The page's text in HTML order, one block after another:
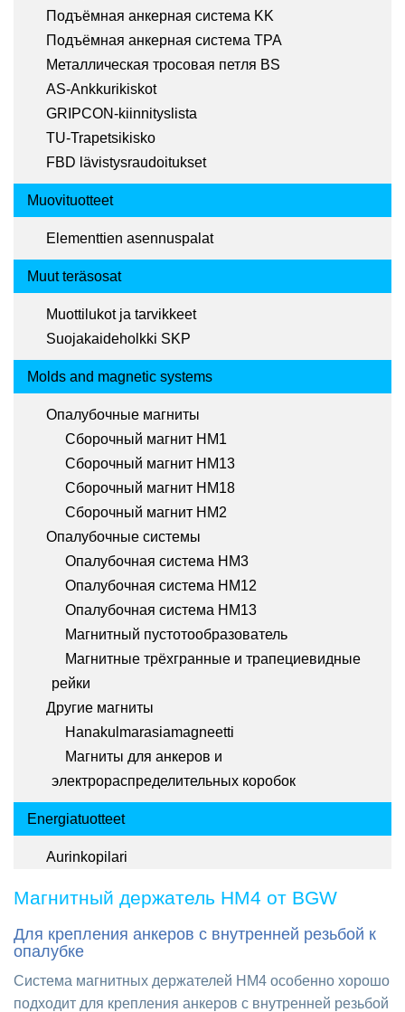
Подъёмная анкерная система KK
Подъёмная анкерная система TPA
Металлическая тросовая петля BS
AS-Ankkurikiskot
GRIPCON-kiinnityslista
TU-Trapetsikisko
FBD lävistysraudoitukset
Muovituotteet
Elementtien asennuspalat
Muut teräsosat
Muottilukot ja tarvikkeet
Suojakaideholkki SKP
Molds and magnetic systems
Опалубочные магниты
Сборочный магнит HM1
Сборочный магнит HM13
Сборочный магнит HM18
Сборочный магнит HM2
Опалубочные системы
Опалубочная система HM3
Опалубочная система HM12
Опалубочная система HM13
Магнитный пустотообразователь
Магнитные трёхгранные и трапециевидные
рейки
Другие магниты
Hanakulmarasiamagneetti
Магниты для анкеров и
электрораспределительных коробок
Energiatuotteet
Aurinkopilari
Магнитный держатель HM4 от BGW
Для крепления анкеров с внутренней резьбой к
опалубке
Система магнитных держателей HM4 особенно хорошо
подходит для крепления анкеров с внутренней резьбой